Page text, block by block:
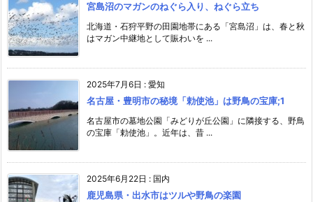
宮島沼のマガンのねぐら入り、ねぐら立ち
北海道・石狩平野の田園地帯にある「宮島沼」は、春と秋
はマガン中継地として賑わいを ...
2025年7月6日 : 愛知
名古屋・豊明市の秘境「勅使池」は野鳥の宝庫;1
名古屋市の墓地公園「みどりが丘公園」に隣接する、野鳥
の宝庫「勅使池」。近年は、昔 ...
2025年6月22日 : 国内
鹿児島県・出水市はツルや野鳥の楽園